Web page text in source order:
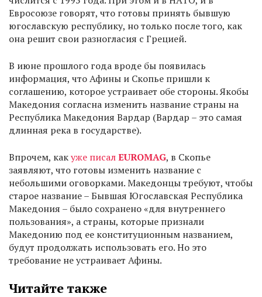
Евросоюзе говорят, что готовы принять бывшую
югославскую республику, но только после того, как
она решит свои разногласия с Грецией.
В июне прошлого года вроде бы появилась
информация, что Афины и Скопье пришли к
соглашению, которое устраивает обе стороны. Якобы
Македония согласна изменить название страны на
Республика Македония Вардар (Вардар – это самая
длинная река в государстве).
Впрочем, какуже писалEUROMAG, в Скопье
заявляют, что готовы изменить название с
небольшими оговорками. Македонцы требуют, чтобы
старое название – Бывшая Югославская Республика
Македония – было сохранено «для внутреннего
пользования», а страны, которые признали
Македонию под ее конституционным названием,
будут продолжать использовать его. Но это
требование не устраивает Афины.
Читайте также